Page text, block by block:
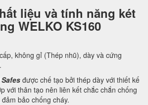
liệu và tính năng két
WELKO KS160
không gỉ (Thép nhũ), dày và cứng
được chế tạo bởi thép dày với thiết kế
với thân tạo nên liên kết chắc chắn chống
bảo chống cháy.